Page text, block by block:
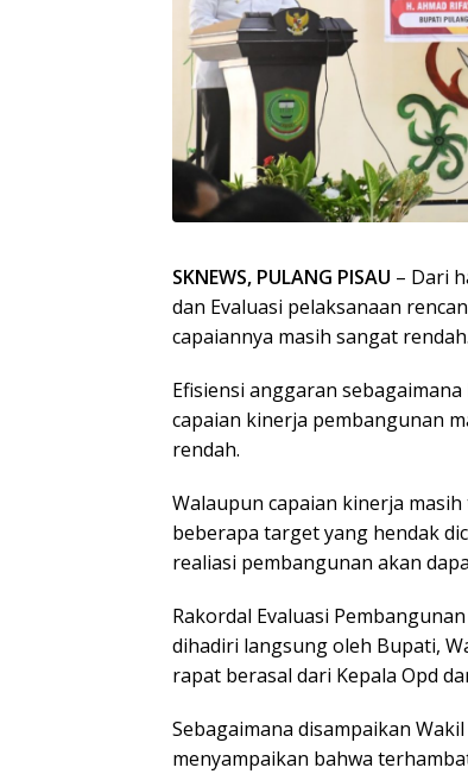
SKNEWS, PULANG PISAU – Dari
dan Evaluasi pelaksanaan
capaiannya masih sangat rendah.
Efisiensi anggaran
capaian kinerja pembangunan
rendah.
Walaupun capaian kinerja
beberapa target yang hendak
realiasi pembangunan akan
Rakordal Evaluasi
dihadiri langsung oleh Bupati,
rapat berasal dari Kepala Opd
Sebagaimana disampaikan
menyampaikan bahwa